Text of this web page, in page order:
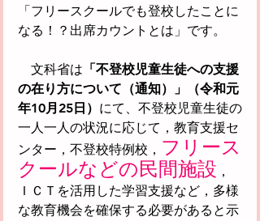
「フリースクールでも登校したことに
なる！？出席カウントとは」です。
文科省は 「不登校児童生徒への支援
の在り方について（通知）」（令和元
年10月25日） にて、不登校児童生徒の
一人一人の状況に応じて，教育支援セ
ンター，不登校特例校， フリース
クールなどの民間施設 ，
ＩＣＴを活用した学習支援など，多様
な教育機会を確保する必要があると示